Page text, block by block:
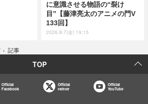
に意識させる物語の“裂け
目”【藤津亮太のアニメの門V
133回】
2026.8.7(金) 19:15
› 記事
TOP
Official
Facebook
Official
twitter
Official
YouTube